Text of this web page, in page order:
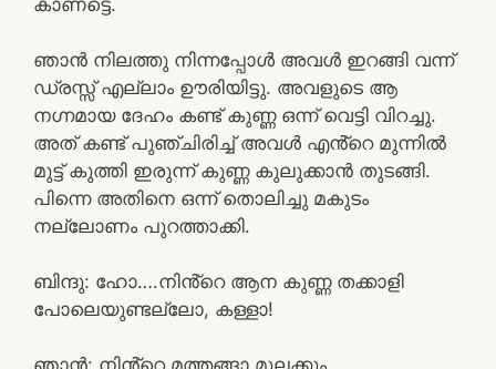
ഞാൻ നിലത്തു നിന്നപ്പോൾ അവൾ ഇറങ്ങി വന്ന്
ഡ്രസ്സ്‌ എല്ലാം ഊരിയിട്ടു. അവളുടെ ആ
നഗ്നമായ ദേഹം കണ്ട് കുണ്ണ ഒന്ന് വെട്ടി വിറച്ചു.
അത് കണ്ട് പുഞ്ചിരിച്ച് അവൾ എൻ്റെ മുന്നിൽ
മുട്ട് കുത്തി ഇരുന്ന് കുണ്ണ കുലുക്കാൻ തുടങ്ങി.
പിന്നെ അതിനെ ഒന്ന് തൊലിച്ചു മകുടം
നല്ലോണം പുറത്താക്കി.
ബിന്ദു: ഹോ….നിൻ്റെ ആന കുണ്ണ തക്കാളി
പോലെയുണ്ടല്ലോ, കള്ളാ!
ഞാൻ: നിൻ്റെ മത്തങ്ങാ മുലക്കും